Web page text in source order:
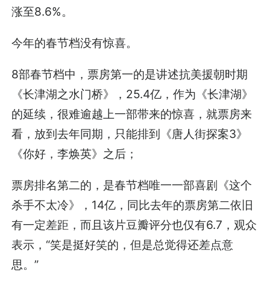
涨至8.6%。
今年的春节档没有惊喜。
8部春节档中，票房第一的是讲述抗美援朝时期
《长津湖之水门桥》，25.4亿，作为《长津湖》
的延续，很难逾越上一部带来的惊喜，就票房来
看，放到去年同期，只能排到《唐人街探案3》
《你好，李焕英》之后；
票房排名第二的，是春节档唯一一部喜剧《这个
杀手不太冷》，14亿，同比去年的票房第二依旧
有一定差距，而且该片豆瓣评分也仅有6.7，观众
表示，“笑是挺好笑的，但是总觉得还差点意
思。”